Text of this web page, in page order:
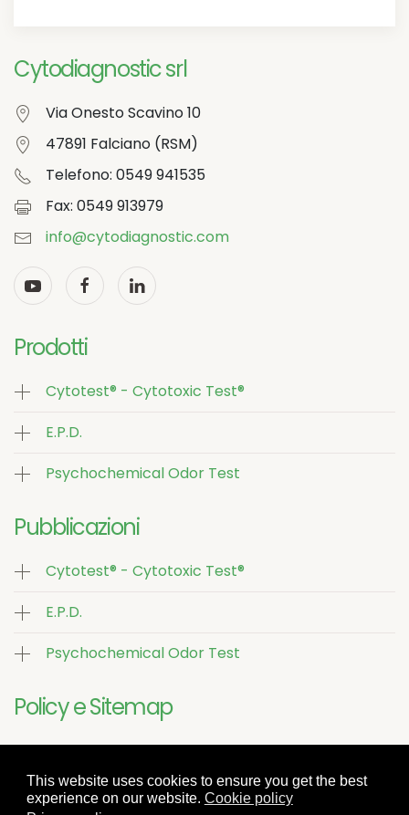
This website uses cookies to ensure you get the best
experience on our website. Cookie policy
Cytodiagnostic srl
Via Onesto Scavino 10
47891 Falciano (RSM)
Telefono: 0549 941535
Fax: 0549 913979
info@cytodiagnostic.com
Prodotti
Cytotest® - Cytotoxic Test®
E.P.D.
Psychochemical Odor Test
Pubblicazioni
Cytotest® - Cytotoxic Test®
E.P.D.
Psychochemical Odor Test
Policy e Sitemap
Cookie Policy